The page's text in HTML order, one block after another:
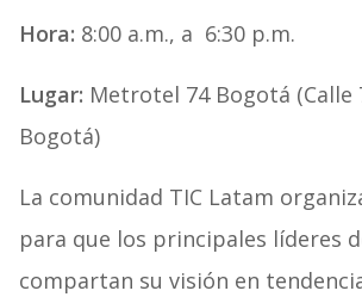
Hora: 8:00 a.m., a 6:30 p.m.
Lugar: Metrotel 74 Bogotá (Calle
Bogotá)
La comunidad TIC Latam
para que los principales líderes
compartan su visión en